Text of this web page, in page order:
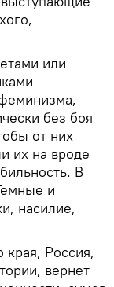
или
без боя
от них
их на вроде
В
и
насилие,
края, Россия,
вернет